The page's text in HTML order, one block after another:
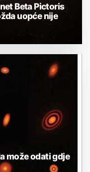
Beta Pictoris
uopće nije
može odati gdje